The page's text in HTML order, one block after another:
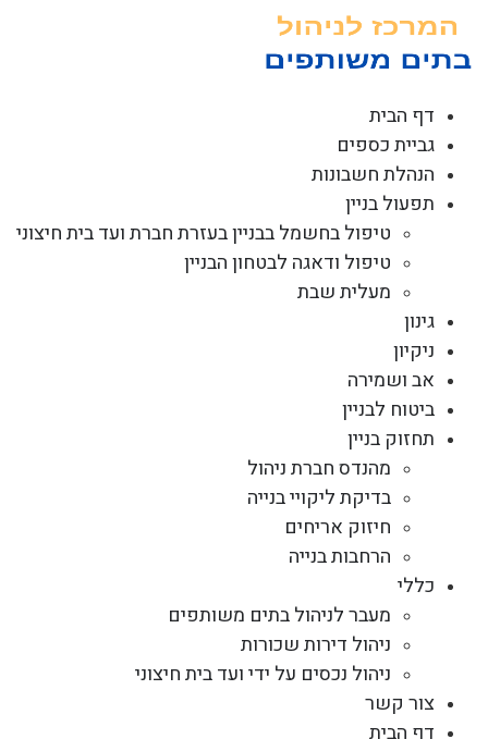
דף הבית
גביית כספים
הנהלת חשבונות
תפעול בניין
טיפול בחשמל בבניין בעזרת חברת ועד בית חיצוני
טיפול ודאגה לבטחון הבניין
מעלית שבת
גינון
ניקיון
אב ושמירה
ביטוח לבניין
תחזוק בניין
מהנדס חברת ניהול
בדיקת ליקויי בנייה
חיזוק אריחים
הרחבות בנייה
כללי
מעבר לניהול בתים משותפים
ניהול דירות שכורות
ניהול נכסים על ידי ועד בית חיצוני
צור קשר
דף הבית